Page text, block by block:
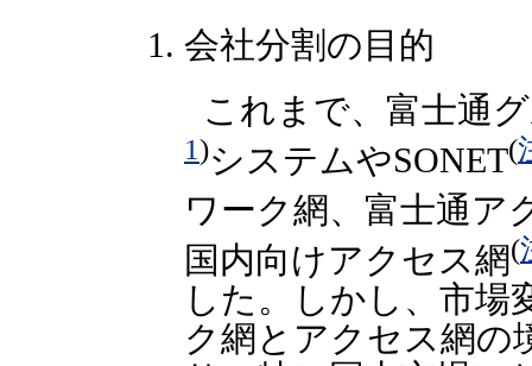
会社分割の目的
これまで、富士通
1)システムやSONET(
ワーク網、富士通ア
国内向けアクセス網(
した。しかし、市場
ク網とアクセス網の